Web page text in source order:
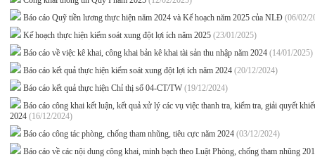
Báo cáo Quỹ tiền lương thực hiện năm 2024 và Kế hoạch năm 2025 của NLĐ (06/02/
Kế hoạch thực hiện kiểm soát xung đột lợi ích năm 2025 (23/01/2025)
Báo cáo về việc kê khai, công khai bản kê khai tài sản thu nhập năm 2024 (14/01/2025)
Báo cáo kết quả thực hiện kiểm soát xung đột lợi ích năm 2024 (20/12/2024)
Báo cáo kết quả thực hiện Chỉ thị số 04-CT/TW (19/12/2024)
Báo cáo công khai kết luận, kết quả xử lý các vụ việc thanh tra, kiểm tra, giải quyết
2024 (16/12/2024)
Báo cáo công tác phòng, chống tham nhũng, tiêu cực năm 2024 (03/12/2024)
Báo cáo về các nội dung công khai, minh bạch theo Luật Phòng, chống tham nhũng